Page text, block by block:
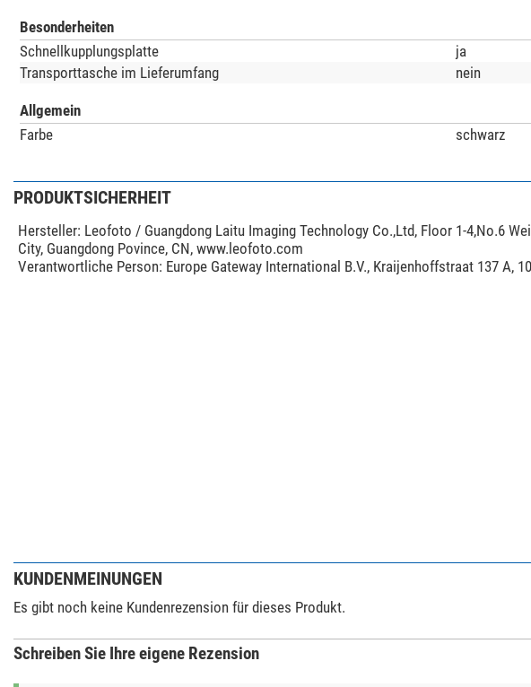
Besonderheiten
Schnellkupplungsplatte
ja
Transporttasche im Lieferumfang
nein
Allgemein
Farbe
schwarz
PRODUKTSICHERHEIT
Hersteller: Leofoto / Guangdong Laitu Imaging Technology Co.,Ltd, Floor 1-4,No.6
City, Guangdong Povince, CN, www.leofoto.com
Verantwortliche Person: Europe Gateway International B.V., Kraijenhoffstraat 137 A,
KUNDENMEINUNGEN
Es gibt noch keine Kundenrezension für dieses Produkt.
Schreiben Sie Ihre eigene Rezension